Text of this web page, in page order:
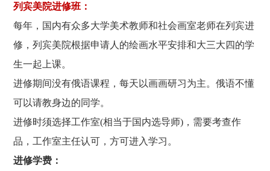
列宾美院进修班：
每年，国内有众多大学美术教师和社会画室老师在列宾进
修，列宾美院根据申请人的绘画水平安排和大三大四的学
生一起上课。
进修期间没有俄语课程，每天以画画研习为主。俄语不懂
可以请教身边的同学。
进修时须选择工作室(相当于国内选导师)，需要考查作
品，工作室主任认可，方可进入学习。
进修学费：